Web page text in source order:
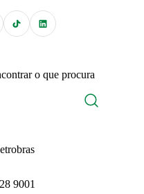
o que procura
9001